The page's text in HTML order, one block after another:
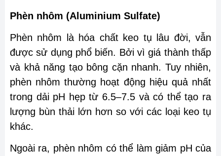
Phèn nhôm (Aluminium Sulfate)
Phèn nhôm là hóa chất keo tụ lâu đời, vẫn
được sử dụng phổ biến. Bởi vì giá thành thấp
và khả năng tạo bông cặn nhanh. Tuy nhiên,
phèn nhôm thường hoạt động hiệu quả nhất
trong dải pH hẹp từ 6.5–7.5 và có thể tạo ra
lượng bùn thải lớn hơn so với các loại keo tụ
khác.
Ngoài ra, phèn nhôm có thể làm giảm pH của